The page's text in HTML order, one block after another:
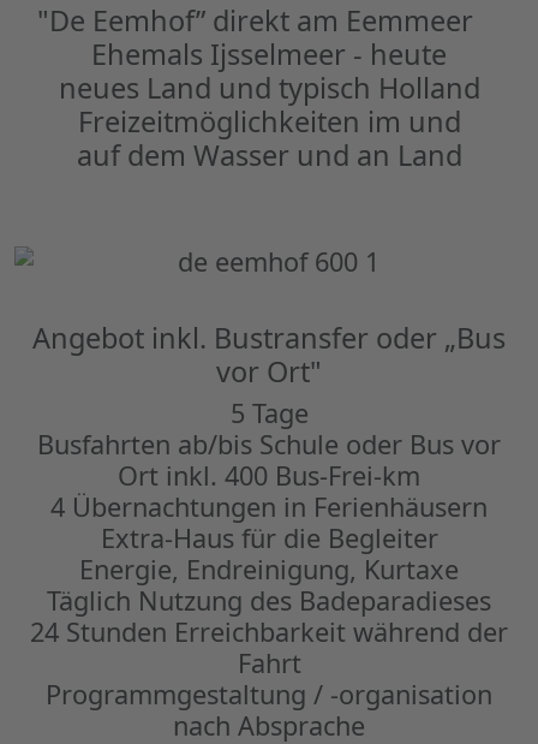
"De Eemhof” direkt am Eemmeer
Ehemals Ijsselmeer - heute
neues Land und typisch Holland
Freizeitmöglichkeiten im und
auf dem Wasser und an Land
Angebot inkl. Bustransfer oder „Bus
vor Ort"
5 Tage
Busfahrten ab/bis Schule oder Bus vor
Ort inkl. 400 Bus-Frei-km
4 Übernachtungen in Ferienhäusern
Extra-Haus für die Begleiter
Energie, Endreinigung, Kurtaxe
Täglich Nutzung des Badeparadieses
24 Stunden Erreichbarkeit während der
Fahrt
Programmgestaltung / -organisation
nach Absprache